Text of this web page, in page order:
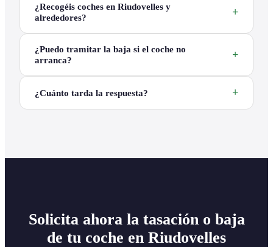
¿Recogéis coches en Riudovelles y
alrededores?
¿Puedo tramitar la baja si el coche no
arranca?
¿Cuánto tarda la respuesta?
Solicita ahora la tasación o baja
de tu coche en Riudovelles